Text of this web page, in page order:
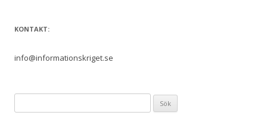
KONTAKT:
info@informationskriget.se
efter: